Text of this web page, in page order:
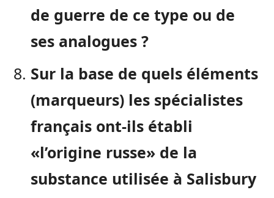
de guerre de ce type ou de
ses analogues ?
Sur la base de quels éléments
(marqueurs) les spécialistes
français ont-ils établi
«l’origine russe» de la
substance utilisée à Salisbury